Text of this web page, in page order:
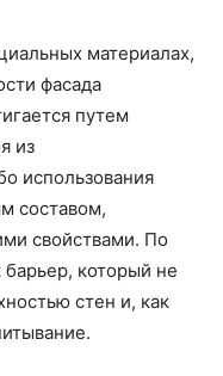
материалах,
фасада
путем
из
использования
составом,
свойствами. По
барьер, который не
стен и, как